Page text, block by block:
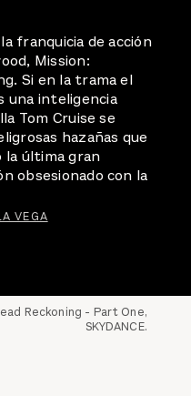
franquicia de acción
Mission:
Si en la trama el
una inteligencia
Tom Cruise se
hazañas que
la última gran
obsesionado con la
VEGA
Reckoning - Part One,
SKYDANCE.